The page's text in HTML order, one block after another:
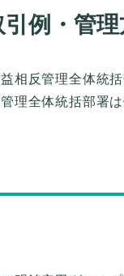
例・管
相反管理全体統
理全体統括部署